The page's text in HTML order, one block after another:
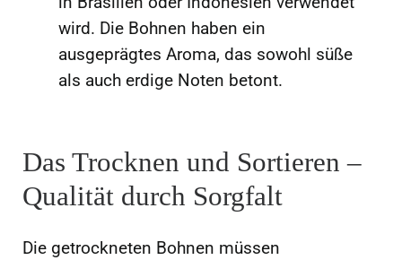
wird. Die Bohnen haben ein
ausgeprägtes Aroma, das sowohl süße
als auch erdige Noten betont.
Das Trocknen und Sortieren –
Qualität durch Sorgfalt
Die getrockneten Bohnen müssen